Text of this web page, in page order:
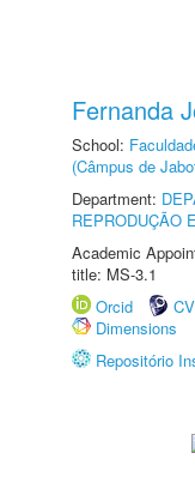
Fernanda
School:
(Câmpus de
Department:
REPRODUÇÃO
Academic
title: MS-3.1
Orcid
Dimensions
Repositório